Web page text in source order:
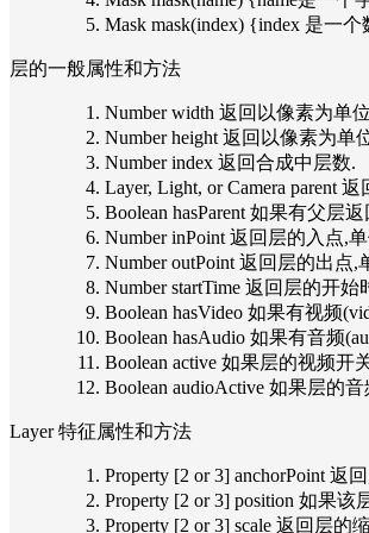
Mask mask(index) {index 是一
层的一般属性和方法
Number width 返回以像素为单
Number height 返回以像素为单
Number index 返回合成中层数.
Layer, Light, or Camera parent
Boolean hasParent 如果有父层
Number inPoint 返回层的入点,
Number outPoint 返回层的出点,
Number startTime 返回层的开
Boolean hasVideo 如果有视频
Boolean hasAudio 如果有音频
Boolean active 如果层的视频开
Boolean audioActive 如果层的
Layer 特征属性和方法
Property [2 or 3] anchorPoint 返
Property [2 or 3] position 如果
Property [2 or 3] scale 返回层的